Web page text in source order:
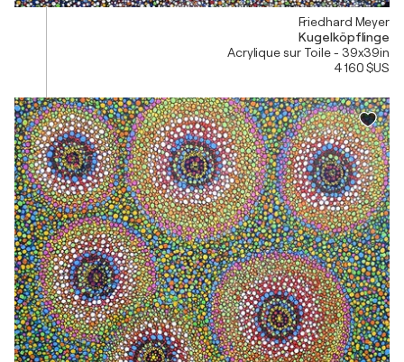
Friedhard Meyer
Kugelköpflinge
Acrylique sur Toile - 39x39in
4 160 $US